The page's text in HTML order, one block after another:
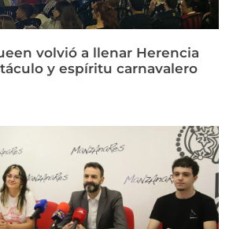
volvió a llenar Herencia
y espíritu carnavalero